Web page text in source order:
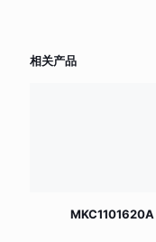
相关产品
MKC1101620A